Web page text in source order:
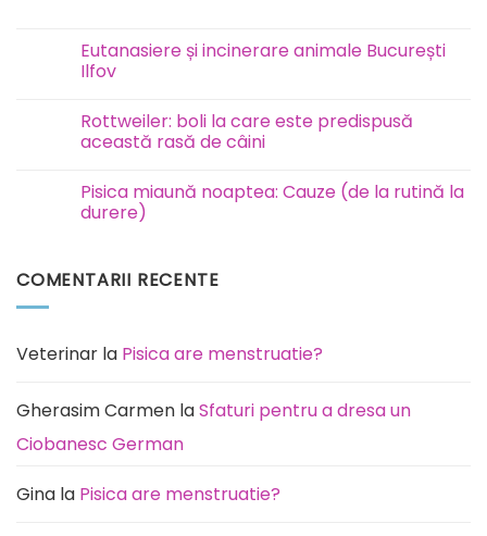
pisici
Dermatita
la
câini
Eutanasiere și incinerare animale București
Ilfov
la
Eutanasiere
și
București
Ilfov
Rottweiler: boli la care este predispusă
această rasă de câini
la
Rottweiler:
boli
predispusă
Pisica miaună noaptea: Cauze (de la rutină la
durere)
Pisica
la
rutină
COMENTARII RECENTE
Veterinar la Pisica are menstruatie?
Gherasim Carmen laSfaturi pentru a dresa un
Ciobanesc German
Gina la Pisica are menstruatie?